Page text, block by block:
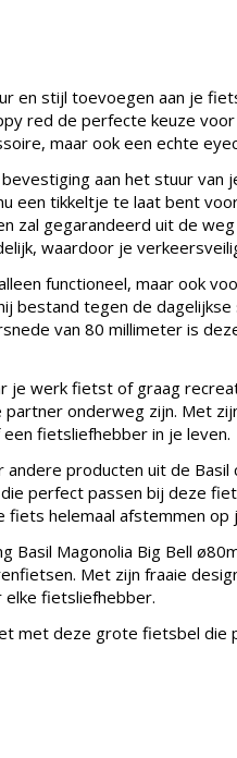
en stijl toevoegen aan je
red de perfecte keuze
maar ook een echte
aan het stuur
een tikkeltje te laat bent
zal gegarandeerd uit de
waardoor je
functioneel, maar ook
bestand tegen de
van 80 millimeter is
je werk fietst of graag
onderweg zijn. Met
fietsliefhebber in je leven.
andere producten uit de
perfect passen bij deze
fiets helemaal afstemmen op
Basil Magonolia Big Bell
Met zijn fraaie
elke fietsliefhebber.
met deze grote fietsbel die